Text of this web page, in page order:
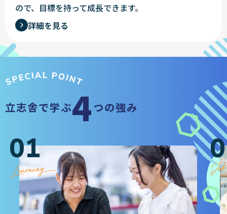
ので、目標を持って成長できます。
詳細を見る
立志舎で学ぶ4つの強み
01